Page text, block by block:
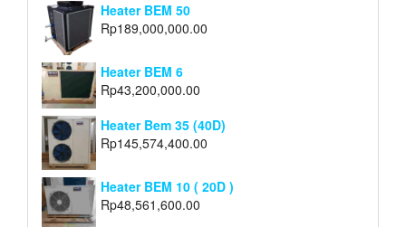
Heater BEM 50
Rp189,000,000.00
Heater BEM 6
Rp43,200,000.00
Heater Bem 35 (40D)
Rp145,574,400.00
Heater BEM 10 ( 20D )
Rp48,561,600.00